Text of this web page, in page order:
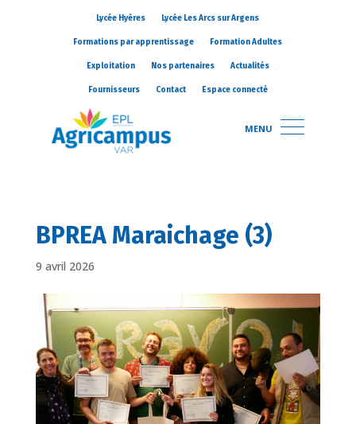
Lycée Hyères Lycée Les Arcs sur Argens
Formations par apprentissage Formation Adultes
Exploitation Nos partenaires Actualités
Fournisseurs Contact Espace connecté
MENU
BPREA Maraichage (3)
9 avril 2026